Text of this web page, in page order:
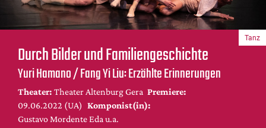
Bühnenwelt
Festivals & Veranstaltungen
Menschen & Theater
Themen
Internationales
Nachrufe
Medientipps
Durch Bilder und Familiengeschichte
Yuri Hamano / Fang Yi Liu: Erzählte Erinnerungen
Theater: Theater Altenburg Gera Premiere:
09.06.2022 (UA) Komponist(in):
Gustavo Mordente Eda u.a.
Tanz